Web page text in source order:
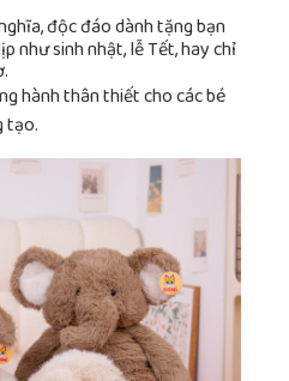
độc đáo dành tặng bạn
như sinh nhật, lễ Tết, hay chỉ
hành thân thiết cho các bé
tạo.